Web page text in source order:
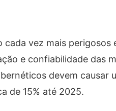
cada vez mais
e confiabilidade das
devem causar
de 15% até 2025.